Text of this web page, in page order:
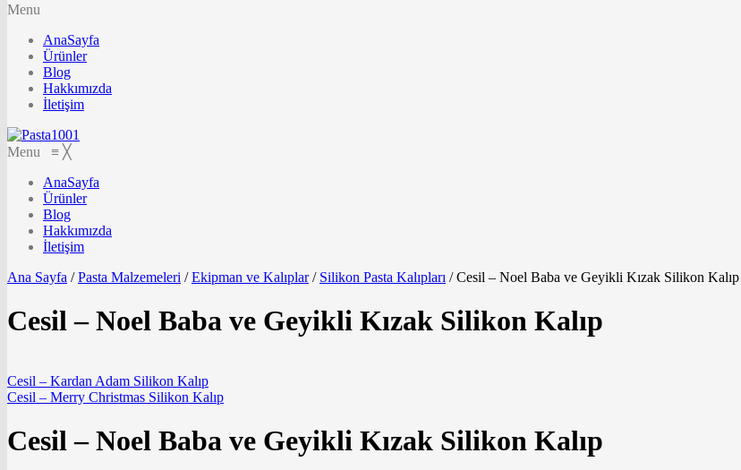
Menu
AnaSayfa
Ürünler
Blog
Hakkımızda
İletişim
Menu ≡ ╳
AnaSayfa
Ürünler
Blog
Hakkımızda
İletişim
Ana Sayfa / Pasta Malzemeleri / Ekipman ve Kalıplar / Silikon Pasta Kalıpları /Cesil – Noel Baba ve Geyikli Kızak Silikon Kalıp
Cesil – Noel Baba ve Geyikli Kızak Silikon Kalıp
Cesil – Kardan Adam Silikon Kalıp
Cesil – Merry Christmas Silikon Kalıp
Cesil – Noel Baba ve Geyikli Kızak Silikon Kalıp